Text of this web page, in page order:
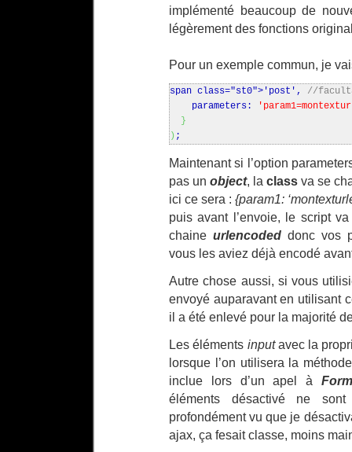
implémenté beaucoup de
légèrement des fonctions
Pour un exemple commun, je
span class="st0">'post', //
parameters:
}
) ;
Maintenant si l’option
pas un object, la class va se
ici ce sera : {param1:
puis avant l’envoie, le script
chaine urlencoded donc vos
vous les aviez déjà encodé
Autre chose aussi, si vous
envoyé auparavant en utilisant
il a été enlevé pour la majorité
Les éléments inputavec la
lorsque l’on utilisera la méthode
inclue lors d’un apel à
éléments désactivé ne
profondément vu que je
ajax, ça fesait classe, moins